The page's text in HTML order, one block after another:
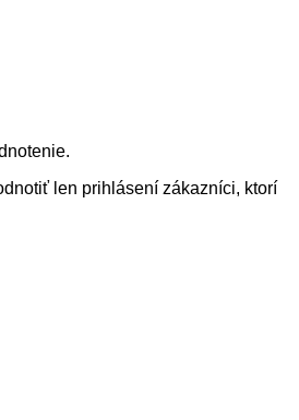
len prihlásení zákazníci, ktorí